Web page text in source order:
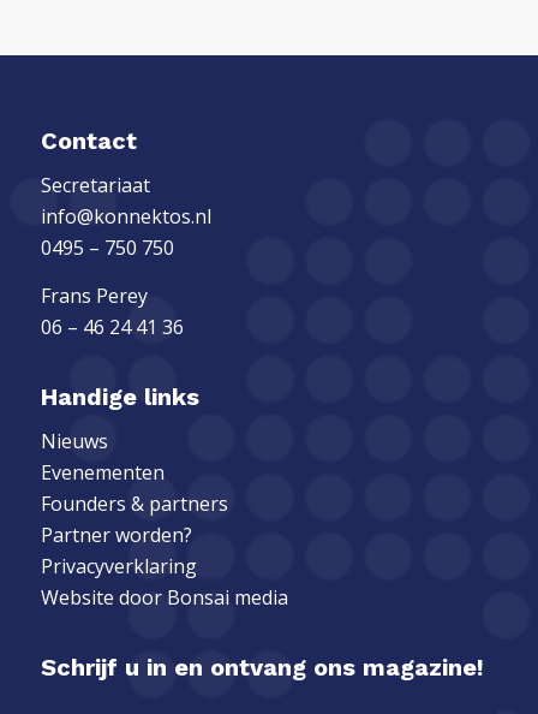
Contact
Secretariaat
info@konnektos.nl
0495 – 750 750
Frans Perey
06 – 46 24 41 36
Handige links
Nieuws
Evenementen
Founders & partners
Partner worden?
Privacyverklaring
Website door Bonsai media
Schrijf u in en ontvang ons magazine!